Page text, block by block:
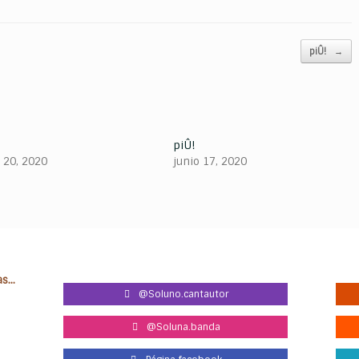
piÛ! →
2020
piÛ!
junio 17, 2020
@Soluno.cantautor
@Soluna.banda